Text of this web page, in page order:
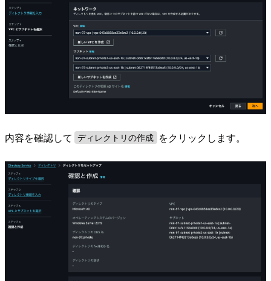
内容を確認して ディレクトリの作成 をクリックします。